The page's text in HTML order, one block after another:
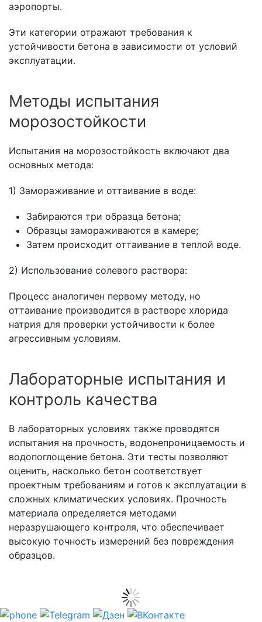
аэропорты.
Эти категории отражают требования к
устойчивости бетона в зависимости от условий
эксплуатации.
Методы испытания
морозостойкости
Испытания на морозостойкость включают два
основных метода:
1) Замораживание и оттаивание в воде:
Забираются три образца бетона;
Образцы замораживаются в камере;
Затем происходит оттаивание в теплой воде.
2) Использование солевого раствора:
Процесс аналогичен первому методу, но
оттаивание производится в растворе хлорида
натрия для проверки устойчивости к более
агрессивным условиям.
Лабораторные испытания и
контроль качества
В лабораторных условиях также проводятся
испытания на прочность, водонепроницаемость и
водопоглощение бетона. Эти тесты позволяют
оценить, насколько бетон соответствует
проектным требованиям и готов к эксплуатации в
сложных климатических условиях. Прочность
материала определяется методами
неразрушающего контроля, что обеспечивает
высокую точность измерений без повреждения
образцов.